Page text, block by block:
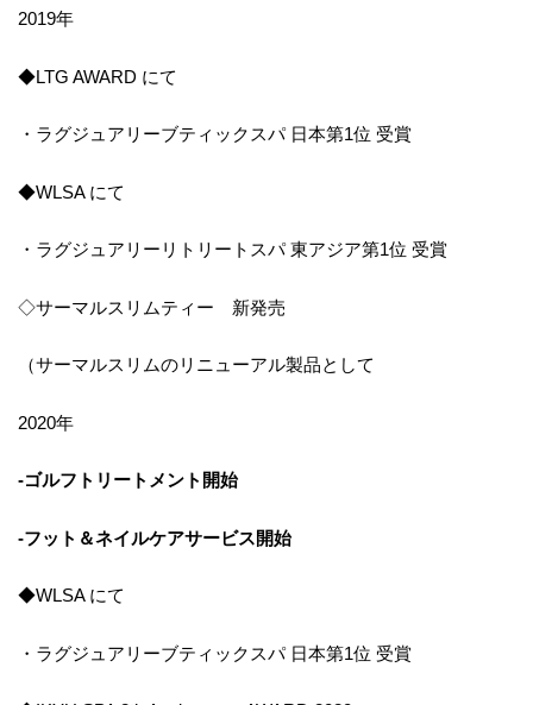
2019年
◆LTG AWARD にて
・ラグジュアリーブティックスパ 日本第1位 受賞
◆WLSA にて
・ラグジュアリーリトリートスパ 東アジア第1位 受賞
◇サーマルスリムティー 新発売
（サーマルスリムのリニューアル製品として
2020年
-ゴルフトリートメント開始
-フット＆ネイルケアサービス開始
◆WLSA にて
・ラグジュアリーブティックスパ 日本第1位 受賞